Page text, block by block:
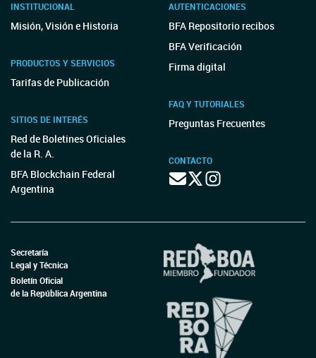
INSTITUCIONAL
Misión, Visión e Historia
PRODUCTOS Y SERVICIOS
Tarifas de Publicación
SITIOS DE INTERÉS
Red de Boletines Oficiales
de la R. A.
BFA Blockchain Federal
Argentina
AUTENTICACIONES
BFA Repositorio recibos
BFA Verificación
Firma digital
FAQ Y TUTORIALES
Preguntas Frecuentes
CONTACTO
Secretaría
Legal y Técnica
Boletín Oficial
de la República Argentina